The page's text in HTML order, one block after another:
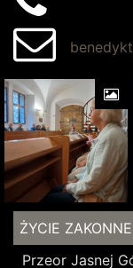
ŻYCIE ZAKONNE